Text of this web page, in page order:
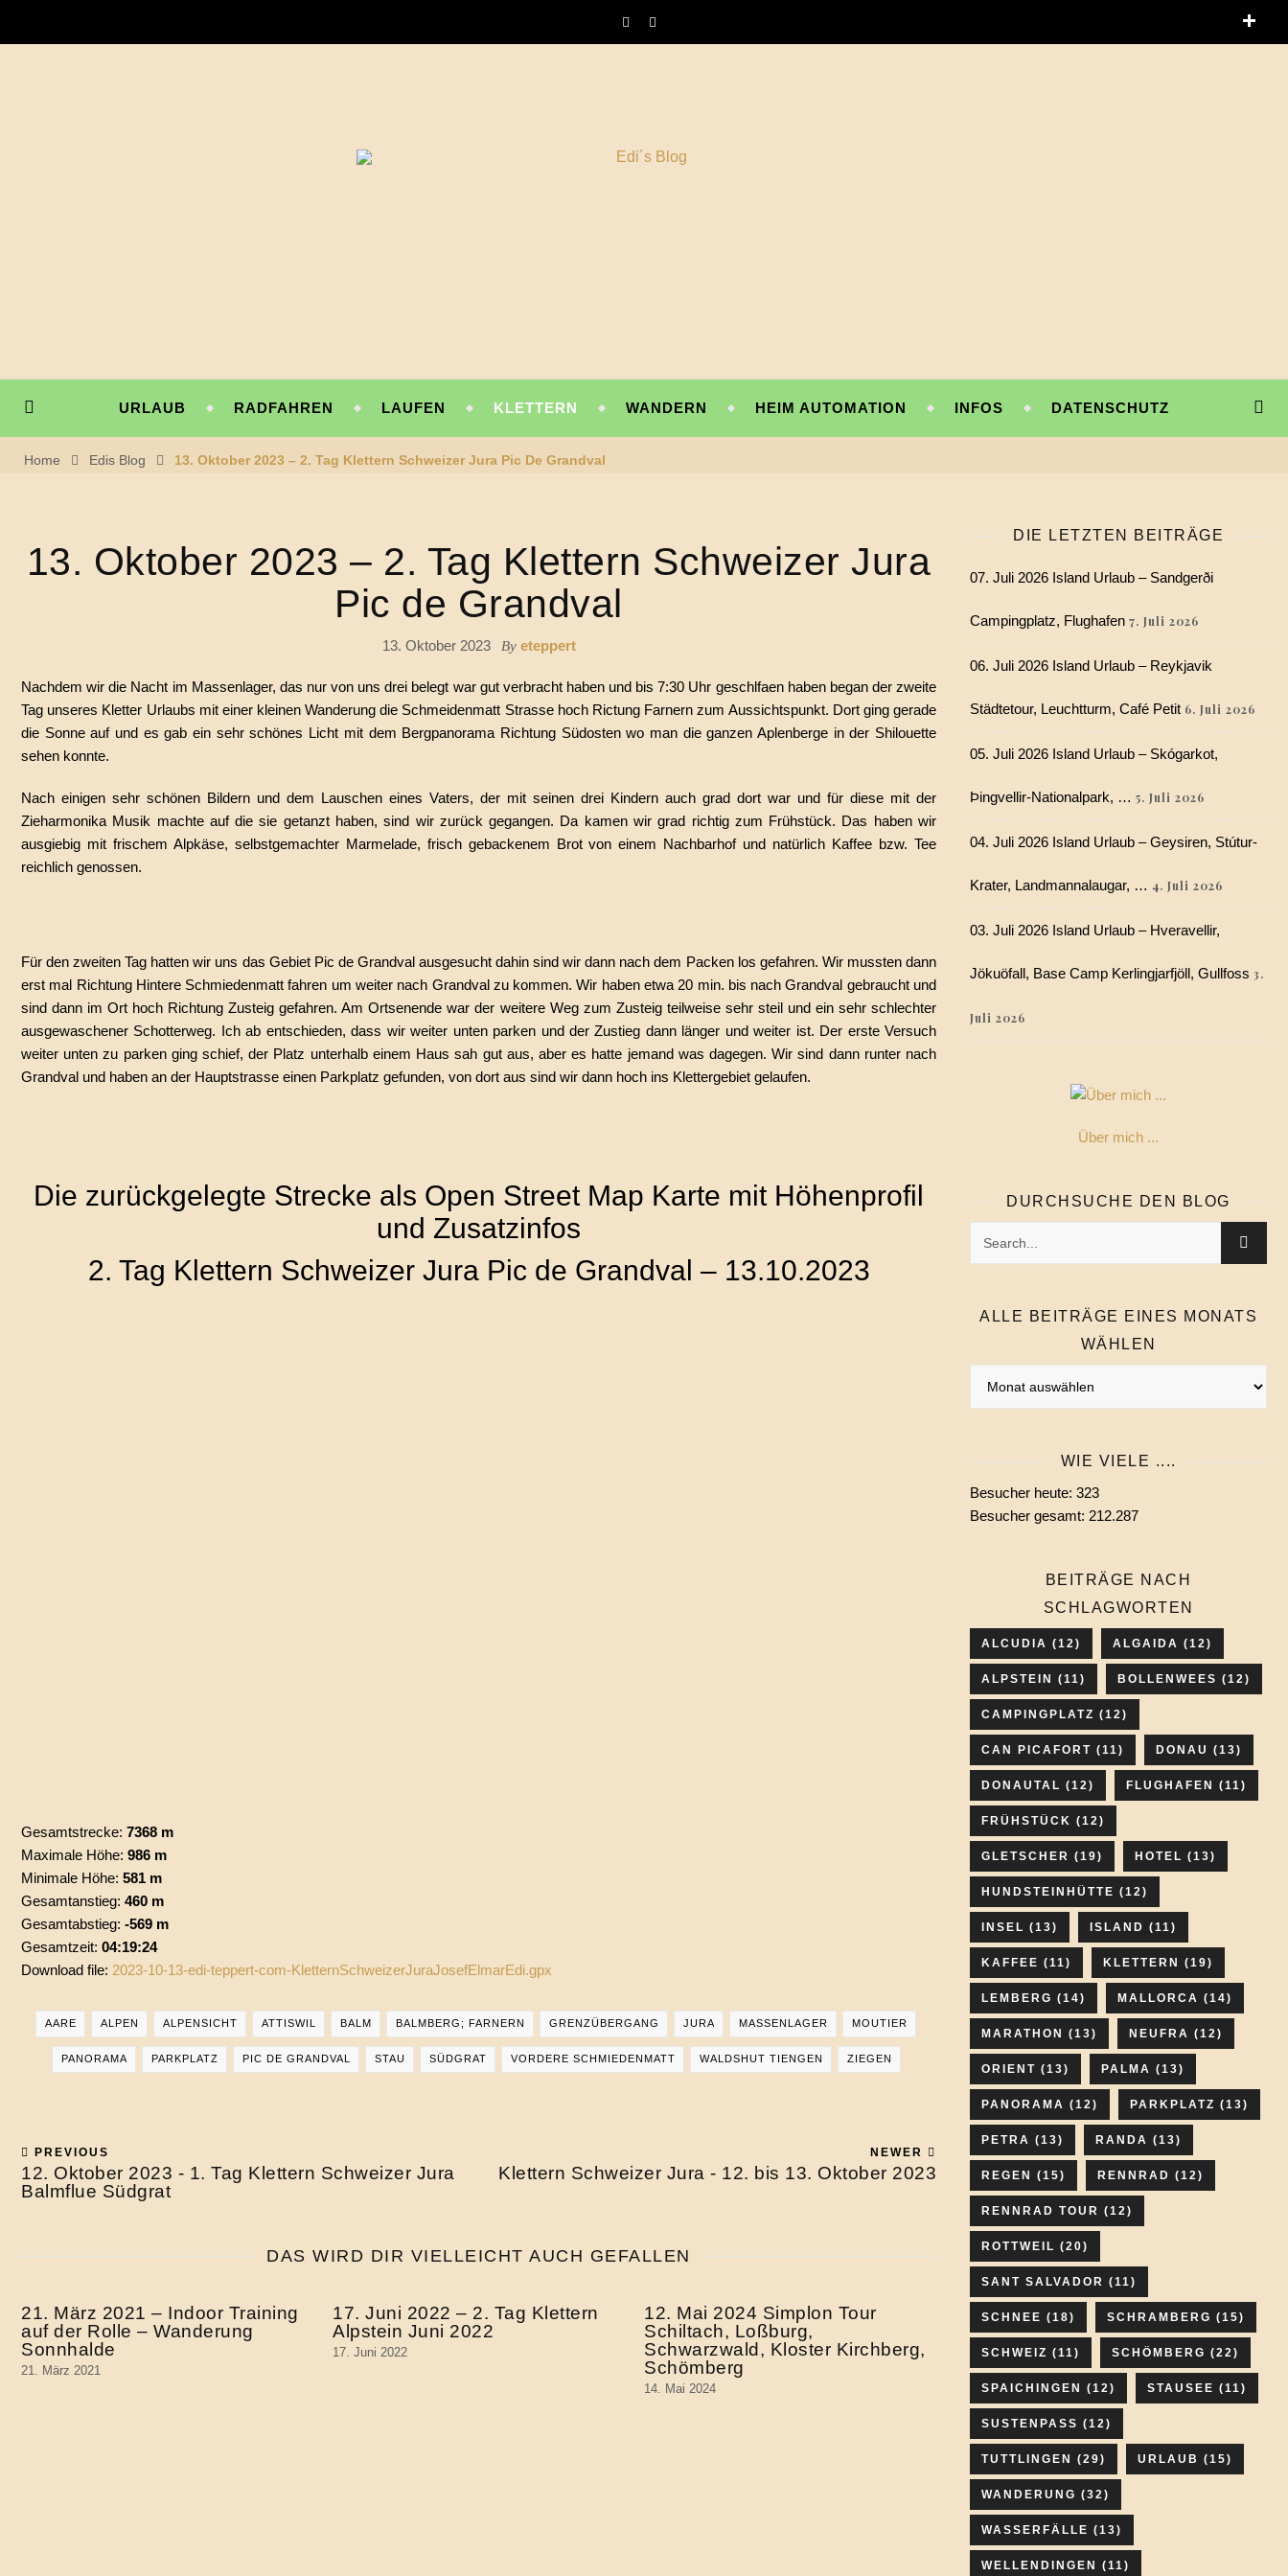
URLAUB RADFAHREN LAUFEN KLETTERN WANDERN HEIM AUTOMATION INFOS DATENSCHUTZ
Home Edis Blog 13. Oktober 2023 – 2. Tag Klettern Schweizer Jura Pic De Grandval
13. Oktober 2023 – 2. Tag Klettern Schweizer Jura
Pic de Grandval
13. Oktober 2023 By eteppert
Nachdem wir die Nacht im Massenlager, das nur von uns drei belegt war gut verbracht haben und bis 7:30 Uhr geschlfaen haben began der zweite
Tag unseres Kletter Urlaubs mit einer kleinen Wanderung die Schmeidenmatt Strasse hoch Rictung Farnern zum Aussichtspunkt. Dort ging gerade
die Sonne auf und es gab ein sehr schönes Licht mit dem Bergpanorama Richtung Südosten wo man die ganzen Aplenberge in der Shilouette
sehen konnte.
Nach einigen sehr schönen Bildern und dem Lauschen eines Vaters, der mit seinen drei Kindern auch grad dort war und für diese mit der
Zieharmonika Musik machte auf die sie getanzt haben, sind wir zurück gegangen. Da kamen wir grad richtig zum Frühstück. Das haben wir
ausgiebig mit frischem Alpkäse, selbstgemachter Marmelade, frisch gebackenem Brot von einem Nachbarhof und natürlich Kaffee bzw. Tee
reichlich genossen.
Für den zweiten Tag hatten wir uns das Gebiet Pic de Grandval ausgesucht dahin sind wir dann nach dem Packen los gefahren. Wir mussten dann
erst mal Richtung Hintere Schmiedenmatt fahren um weiter nach Grandval zu kommen. Wir haben etwa 20 min. bis nach Grandval gebraucht und
sind dann im Ort hoch Richtung Zusteig gefahren. Am Ortsenende war der weitere Weg zum Zusteig teilweise sehr steil und ein sehr schlechter
ausgewaschener Schotterweg. Ich ab entschieden, dass wir weiter unten parken und der Zustieg dann länger und weiter ist. Der erste Versuch
weiter unten zu parken ging schief, der Platz unterhalb einem Haus sah gut aus, aber es hatte jemand was dagegen. Wir sind dann runter nach
Grandval und haben an der Hauptstrasse einen Parkplatz gefunden, von dort aus sind wir dann hoch ins Klettergebiet gelaufen.
Die zurückgelegte Strecke als Open Street Map Karte mit Höhenprofil
und Zusatzinfos
2. Tag Klettern Schweizer Jura Pic de Grandval – 13.10.2023
Gesamtstrecke: 7368 m
Maximale Höhe: 986 m
Minimale Höhe: 581 m
Gesamtanstieg: 460 m
Gesamtabstieg: -569 m
Gesamtzeit: 04:19:24
Download file: 2023-10-13-edi-teppert-com-KletternSchweizerJuraJosefElmarEdi.gpx
AARE ALPEN ALPENSICHT ATTISWIL BALM BALMBERG; FARNERN GRENZÜBERGANG JURA MASSENLAGER MOUTIER
PANORAMA PARKPLATZ PIC DE GRANDVAL STAU SÜDGRAT VORDERE SCHMIEDENMATT WALDSHUT TIENGEN ZIEGEN
PREVIOUS
12. Oktober 2023 - 1. Tag Klettern Schweizer Jura
Balmflue Südgrat
NEWER
Klettern Schweizer Jura - 12. bis 13. Oktober 2023
DAS WIRD DIR VIELLEICHT AUCH GEFALLEN
21. März 2021 – Indoor Training
auf der Rolle – Wanderung
Sonnhalde
21. März 2021
17. Juni 2022 – 2. Tag Klettern
Alpstein Juni 2022
17. Juni 2022
12. Mai 2024 Simplon Tour
Schiltach, Loßburg,
Schwarzwald, Kloster Kirchberg,
Schömberg
14. Mai 2024
DIE LETZTEN BEITRÄGE
07. Juli 2026 Island Urlaub – Sandgerði
Campingplatz, Flughafen 7. Juli 2026
06. Juli 2026 Island Urlaub – Reykjavik
Städtetour, Leuchtturm, Café Petit 6. Juli 2026
05. Juli 2026 Island Urlaub – Skógarkot,
Þingvellir-Nationalpark, … 5. Juli 2026
04. Juli 2026 Island Urlaub – Geysiren, Stútur-
Krater, Landmannalaugar, … 4. Juli 2026
03. Juli 2026 Island Urlaub – Hveravellir,
Jökuöfall, Base Camp Kerlingjarfjöll, Gullfoss 3.
Juli 2026
Über mich ...
DURCHSUCHE DEN BLOG
ALLE BEITRÄGE EINES MONATS
WÄHLEN
wählen
WIE VIELE ....
Besucher heute: 323
Besucher gesamt: 212.287
BEITRÄGE NACH
SCHLAGWORTEN
ALCUDIA (12) ALGAIDA (12)
ALPSTEIN (11) BOLLENWEES (12)
CAMPINGPLATZ (12)
CAN PICAFORT (11) DONAU (13)
DONAUTAL (12) FLUGHAFEN (11)
FRÜHSTÜCK (12)
GLETSCHER (19) HOTEL (13)
HUNDSTEINHÜTTE (12)
INSEL (13) ISLAND (11)
KAFFEE (11) KLETTERN (19)
LEMBERG (14) MALLORCA (14)
MARATHON (13) NEUFRA (12)
ORIENT (13) PALMA (13)
PANORAMA (12) PARKPLATZ (13)
PETRA (13) RANDA (13)
REGEN (15) RENNRAD (12)
RENNRAD TOUR (12)
ROTTWEIL (20)
SANT SALVADOR (11)
SCHNEE (18) SCHRAMBERG (15)
SCHWEIZ (11) SCHÖMBERG (22)
SPAICHINGEN (12) STAUSEE (11)
SUSTENPASS (12)
TUTTLINGEN (29) URLAUB (15)
WANDERUNG (32)
WASSERFÄLLE (13)
WELLENDINGEN (11)